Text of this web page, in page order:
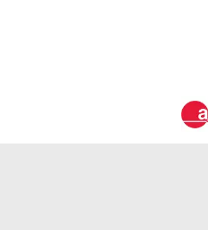
conduit. Les opérations sont
procéder à ces missions, il va
Robert gouttière un artisan
sur le type de matériau le plus